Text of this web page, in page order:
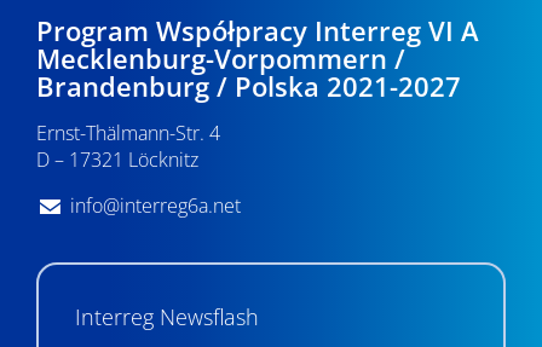
Program Współpracy Interreg VI A
Mecklenburg-Vorpommern /
Brandenburg / Polska 2021-2027
Ernst-Thälmann-Str. 4
D – 17321 Löcknitz
info@interreg6a.net
Interreg Newsflash